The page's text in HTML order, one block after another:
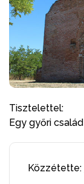
Tisztelettel:
Egy győri család
Közzétette: